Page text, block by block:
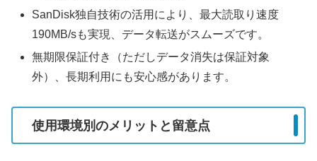
SanDisk独自技術の活用により、最大読取り速度
190MB/sも実現、データ転送がスムーズです。
無期限保証付き（ただしデータ消失は保証対象
外）、長期利用にも安心感があります。
使用環境別のメリットと留意点